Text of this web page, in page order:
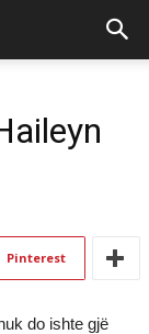
Pinterest
do ishte gjë